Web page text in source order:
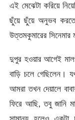
এই মেঝেটা করিয়ে
ছুঁয়ে ছুঁয়ে অনুভব
উত্তমকুমারের সিনেমার
দুপুর হওয়ার আগেই
বাড়ি চলে গেছিলেন।
আমরা তখন দেয়ালে
ফিরে আছি, তবু জানি